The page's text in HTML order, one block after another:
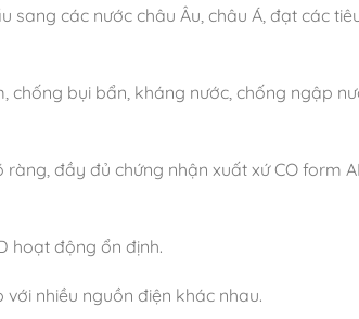
sang các nước châu Âu, châu Á, đạt các
chống bụi bẩn, kháng nước, chống ngập
đầy đủ chứng nhận xuất xứ CO form
hoạt động ổn định.
nhiều nguồn điện khác nhau.